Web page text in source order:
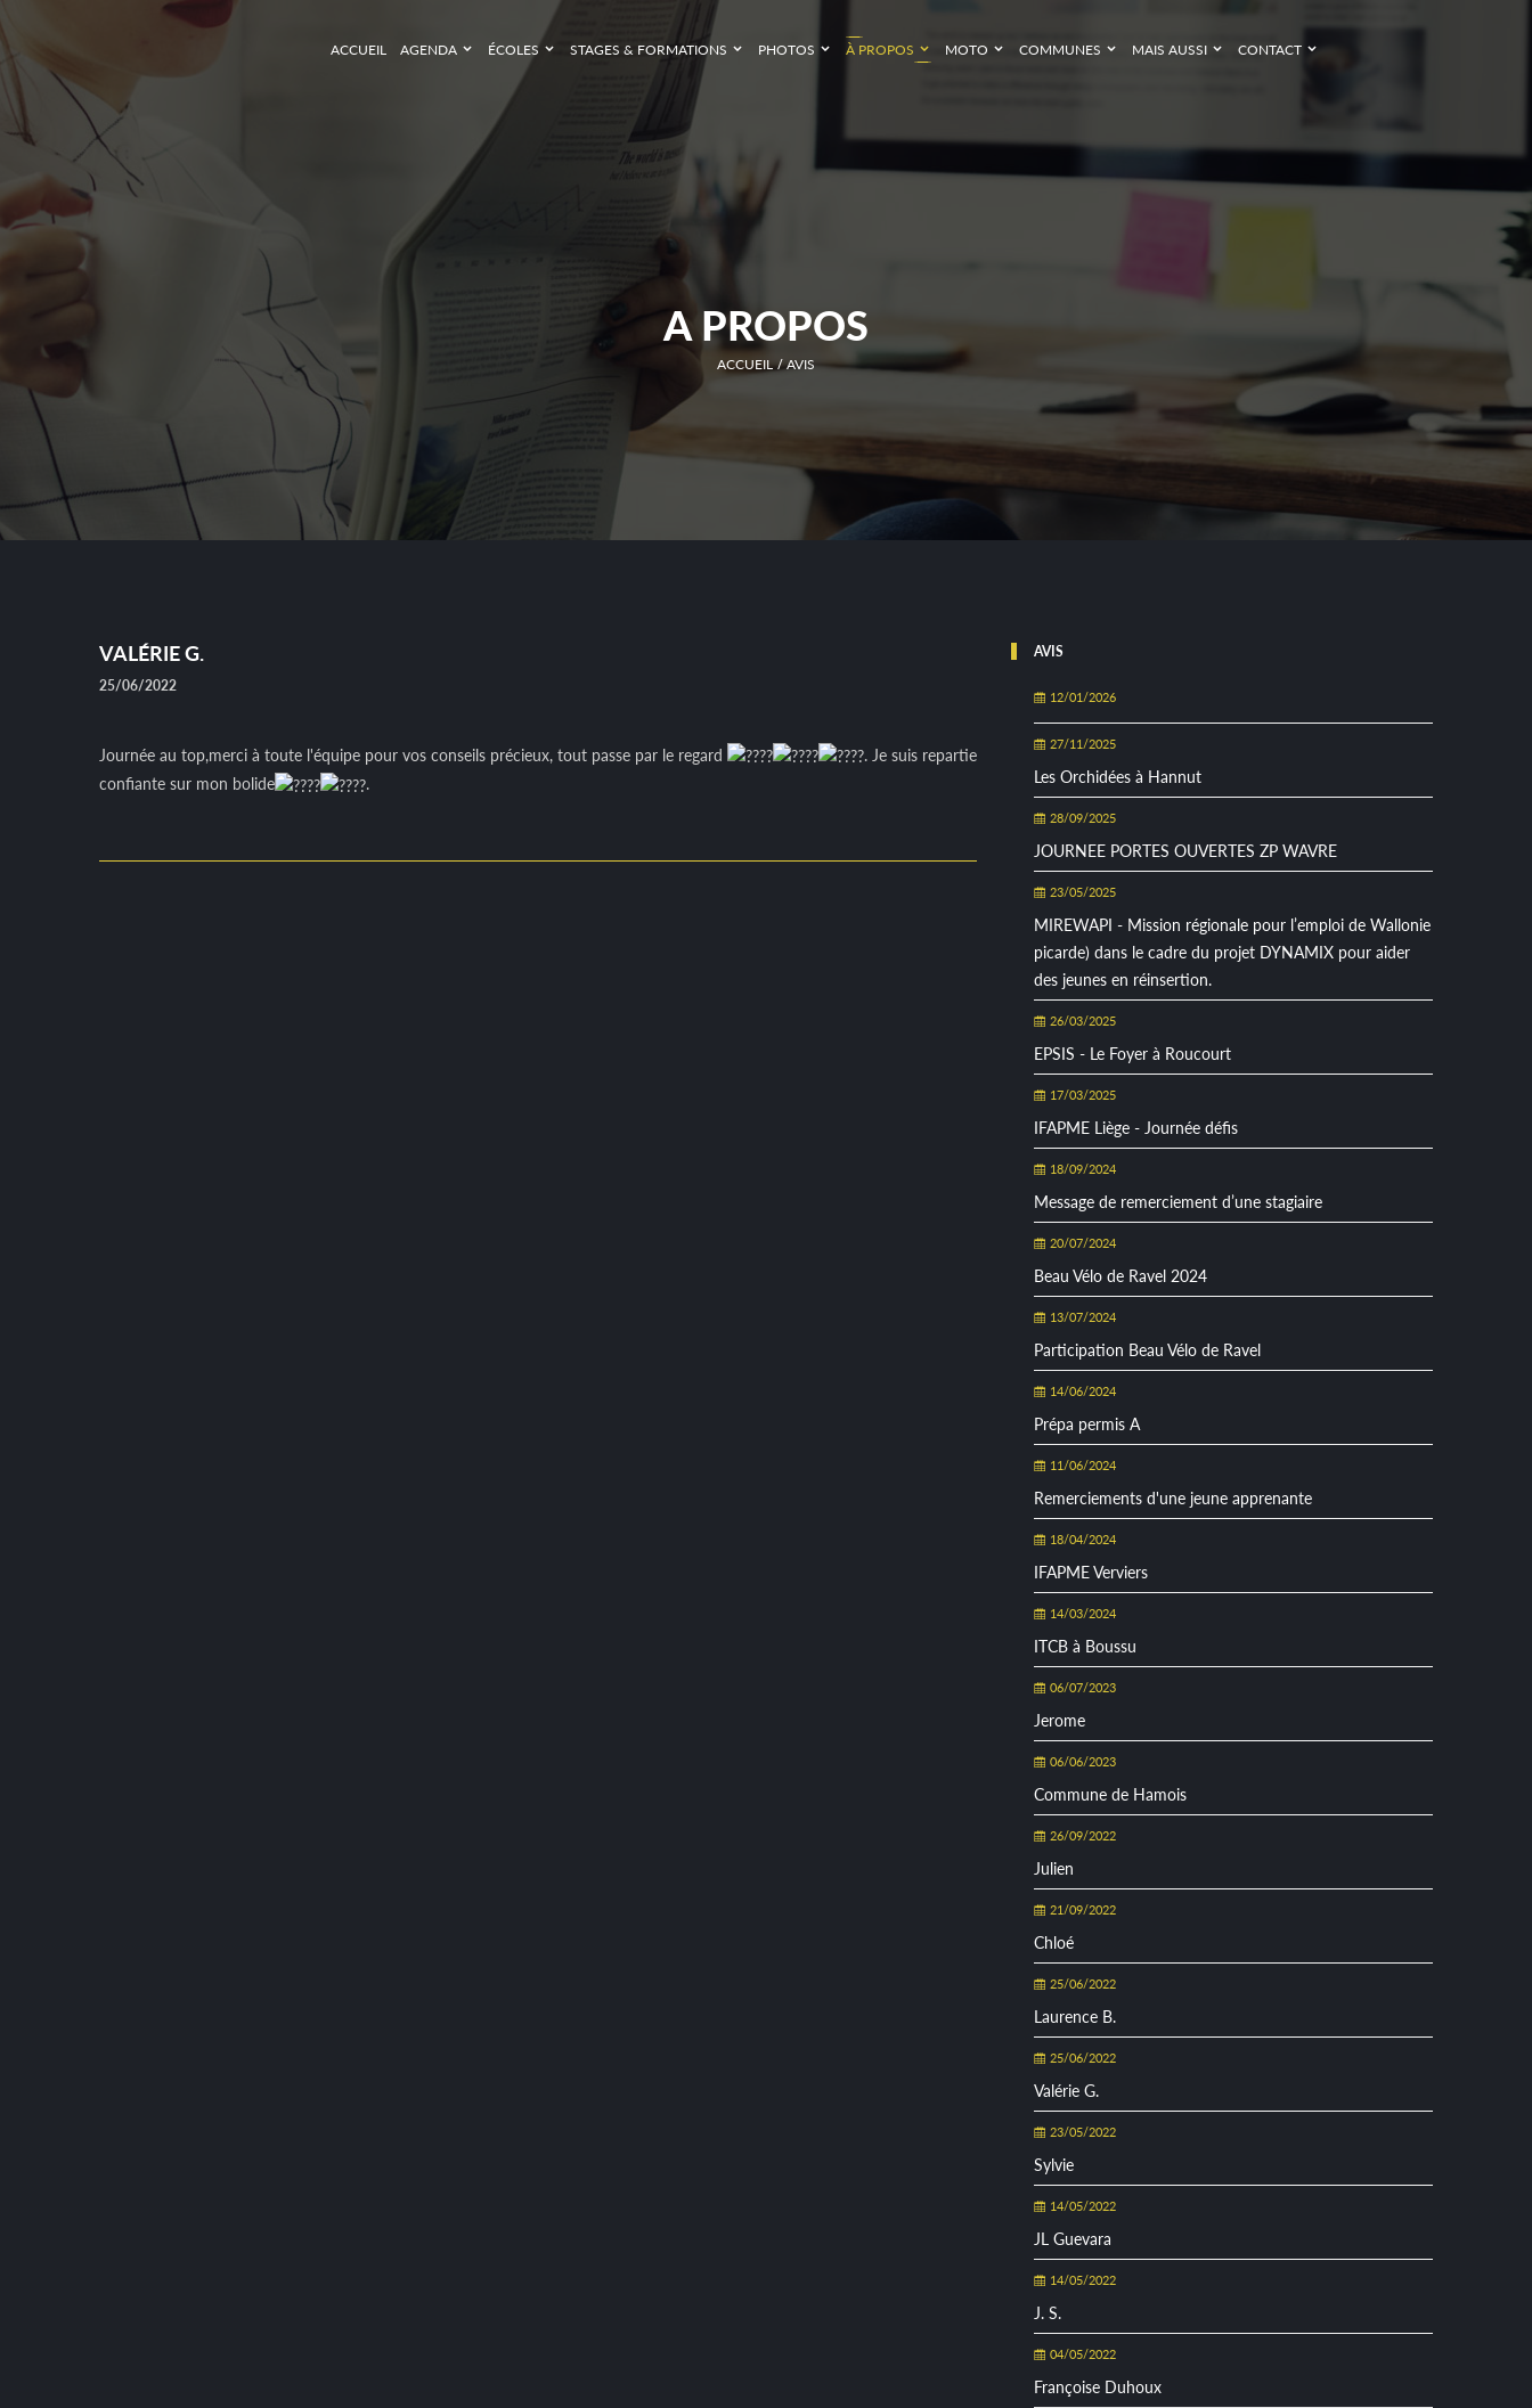
ACCUEIL AGENDA ÉCOLES STAGES & FORMATIONS PHOTOS À PROPOS MOTO COMMUNES MAIS AUSSI CONTACT
A PROPOS
ACCUEIL AVIS
VALÉRIE G.
25/06/2022
Journée au top,merci à toute l'équipe pour vos conseils précieux, tout passe par le regard
. Je suis repartie
confiante sur mon bolide
.
AVIS
12/01/2026
27/11/2025
Les Orchidées à Hannut
28/09/2025
JOURNEE PORTES OUVERTES ZP WAVRE
23/05/2025
MIREWAPI - Mission régionale pour l’emploi de Wallonie
picarde) dans le cadre du projet DYNAMIX pour aider
des jeunes en réinsertion.
26/03/2025
EPSIS - Le Foyer à Roucourt
17/03/2025
IFAPME Liège - Journée défis
18/09/2024
Message de remerciement d’une stagiaire
20/07/2024
Beau Vélo de Ravel 2024
13/07/2024
Participation Beau Vélo de Ravel
14/06/2024
Prépa permis A
11/06/2024
Remerciements d'une jeune apprenante
18/04/2024
IFAPME Verviers
14/03/2024
ITCB à Boussu
06/07/2023
Jerome
06/06/2023
Commune de Hamois
26/09/2022
Julien
21/09/2022
Chloé
25/06/2022
Laurence B.
25/06/2022
Valérie G.
23/05/2022
Sylvie
14/05/2022
JL Guevara
14/05/2022
J. S.
04/05/2022
Françoise Duhoux